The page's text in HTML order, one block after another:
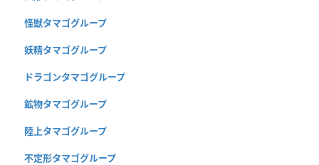
怪獣タマゴグループ
妖精タマゴグループ
ドラゴンタマゴグループ
鉱物タマゴグループ
陸上タマゴグループ
不定形タマゴグループ